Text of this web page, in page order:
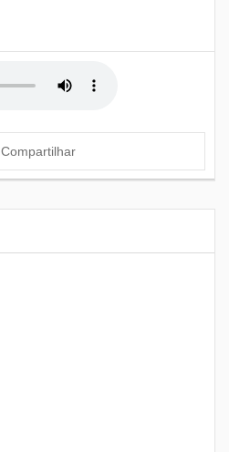
Compartilhar